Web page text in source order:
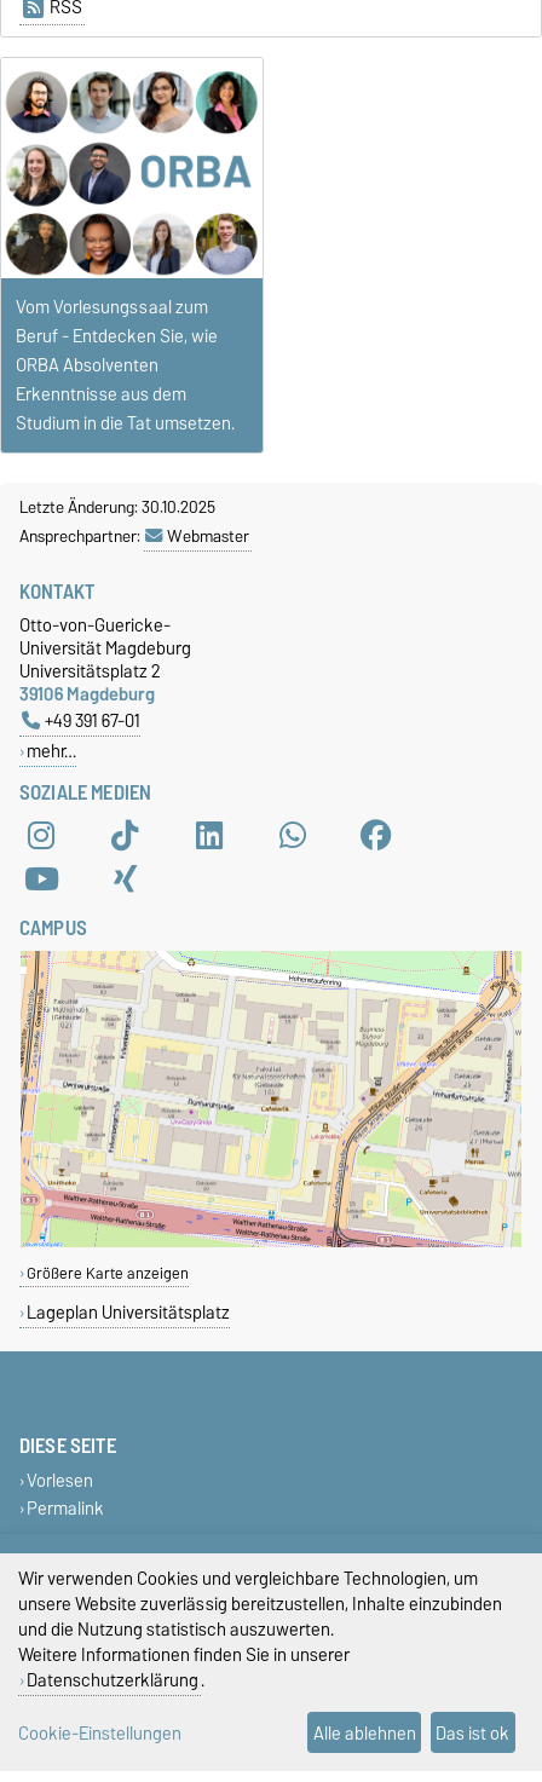
RSS
Vom Vorlesungssaal zum
Beruf - Entdecken Sie, wie
ORBA Absolventen
Erkenntnisse aus dem
Studium in die Tat umsetzen.
Letzte Änderung: 30.10.2025
Ansprechpartner:
Webmaster
SOZIALE MEDIEN
KONTAKT
Otto-von-Guericke-
Universität Magdeburg
Universitätsplatz 2
39106 Magdeburg
+49 391 67-01
mehr…
CAMPUS
Größere Karte anzeigen
Lageplan Universitätsplatz
DIESE SEITE
Vorlesen
Permalink
Impressum
Datenschutz
Barrierefreiheit
Cookie-Einstellungen
Wir verwenden Cookies und vergleichbare Technologien, um
unsere Website zuverlässig bereitzustellen, Inhalte einzubinden
und die Nutzung statistisch auszuwerten.
Weitere Informationen finden Sie in unserer
Datenschutzerklärung.
Cookie-Einstellungen
Alle ablehnen Das ist ok